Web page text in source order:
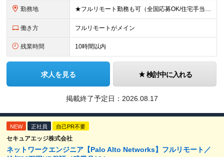
勤務地 ★フルリモート勤務も可（全国応募OK/住宅手当を支給します） ※案件によって常駐が必要になる場合があります。 ※希望がない限り、転勤はありません ※U・Iターン歓迎 ★ルトラの社員は全国各地で活躍中
働き方 フルリモートがメイン
残業時間 10時間以内
求人を見る 検討中に入れる
掲載終了予定日： 2026.08.17
NEW 正社員 自己PR不要
セキュアエッジ株式会社
ネットワークエンジニア【Palo Alto Networks】フルリモート／